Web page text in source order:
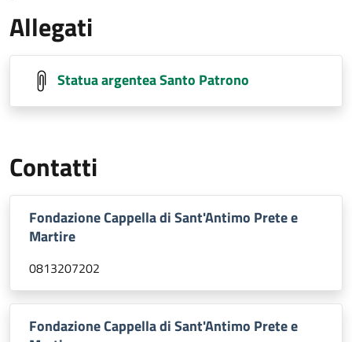
Allegati
Statua argentea Santo Patrono
Contatti
Fondazione Cappella di Sant'Antimo Prete e
Martire
0813207202
Fondazione Cappella di Sant'Antimo Prete e